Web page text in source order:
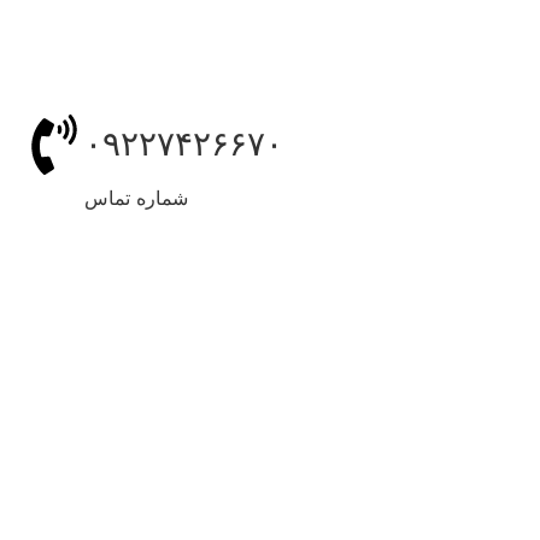
۰۹۲۲۷۴۲۶۶۷۰
شماره تماس